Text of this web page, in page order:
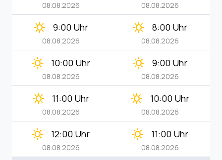
08.08.2026 08.08.2026
clear_day 9:00 Uhr
08.08.2026
clear_day 8:00 Uhr
08.08.2026
clear_day 10:00 Uhr
08.08.2026
clear_day 9:00 Uhr
08.08.2026
clear_day 11:00 Uhr
08.08.2026
clear_day 10:00 Uhr
08.08.2026
clear_day 12:00 Uhr
08.08.2026
clear_day 11:00 Uhr
08.08.2026